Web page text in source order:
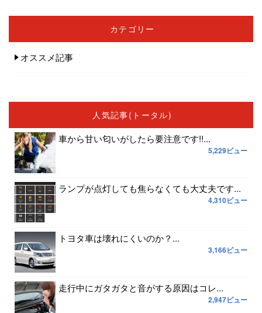
カテゴリー
オススメ記事
人気記事(トータル)
車から甘い匂いがしたら要注意です!!...
5,229ビュー
ランプが点灯しても焦らなくても大丈夫です...
4,310ビュー
トヨタ車は壊れにくいのか？...
3,166ビュー
走行中にガタガタと音がする原因はコレ...
2,947ビュー